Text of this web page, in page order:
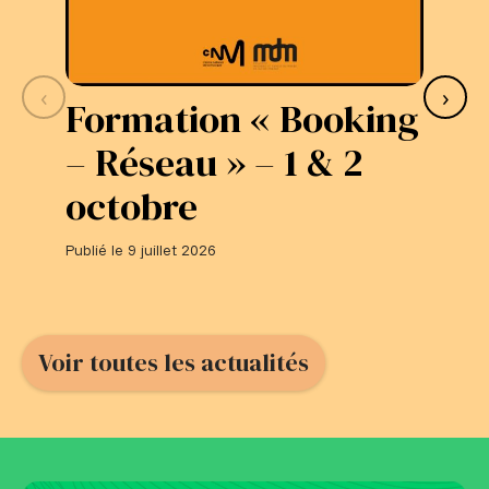
‹
Formation « Booking
– Réseau » – 1 & 2
octobre
Publié le 9 juillet 2026
›
Voir toutes les actualités